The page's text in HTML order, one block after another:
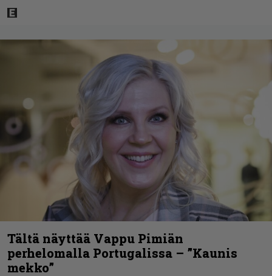
Tältä näyttää Vappu Pimiän
perhelomalla Portugalissa – ”Kaunis
mekko”